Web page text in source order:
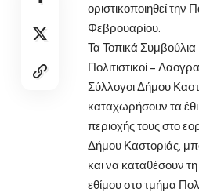
οριστικοποιηθεί την
Φεβρουαρίου.
Τα Τοπικά Συμβούλια
Πολιτιστικοί –
Σύλλογοι Δήμου
καταχωρήσουν τα
περιοχής τους στο
Δήμου Καστοριάς,
και να καταθέσουν
εθίμου στο τμήμα